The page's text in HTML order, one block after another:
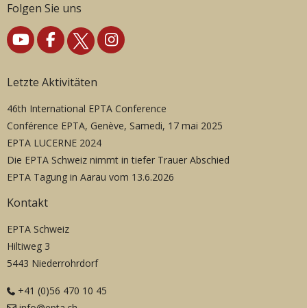
Folgen Sie uns
Letzte Aktivitäten
46th International EPTA Conference
Conférence EPTA, Genève, Samedi, 17 mai 2025
EPTA LUCERNE 2024
Die EPTA Schweiz nimmt in tiefer Trauer Abschied
EPTA Tagung in Aarau vom 13.6.2026
Kontakt
EPTA Schweiz
Hiltiweg 3
5443 Niederrohrdorf
+41 (0)56 470 10 45